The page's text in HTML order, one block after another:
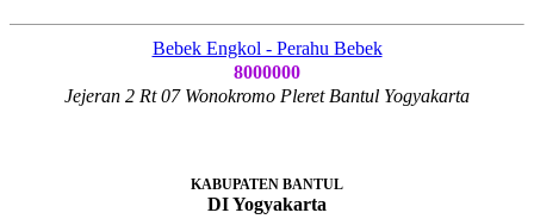
Bebek Engkol - Perahu Bebek
8000000
Jejeran 2 Rt 07 Wonokromo Pleret Bantul Yogyakarta
KABUPATEN BANTUL
DI Yogyakarta